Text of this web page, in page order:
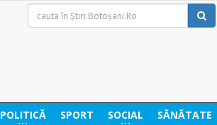
POLITICĂ SPORT SOCIAL SĂNĂTATE